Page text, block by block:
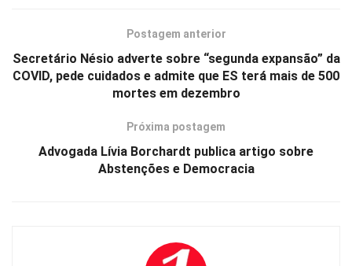
Postagem anterior
Secretário Nésio adverte sobre “segunda expansão” da
COVID, pede cuidados e admite que ES terá mais de 500
mortes em dezembro
Próxima postagem
Advogada Lívia Borchardt publica artigo sobre
Abstenções e Democracia